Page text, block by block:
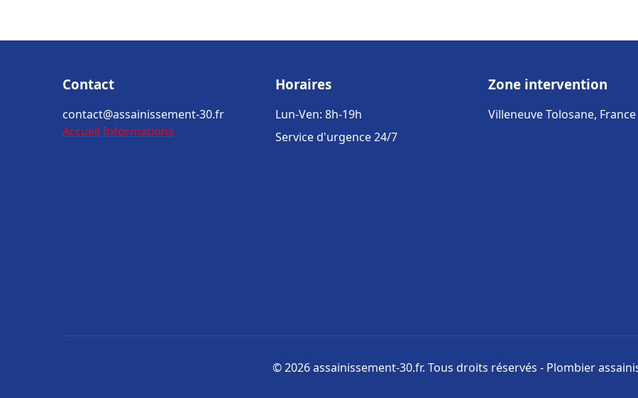
Contact
contact@assainissement-30.fr
Accueil Informations
Horaires
Lun-Ven: 8h-19h
Service d'urgence 24/7
Zone intervention
Villeneuve Tolosane, France
© 2026 assainissement-30.fr. Tous droits réservés - Plombier